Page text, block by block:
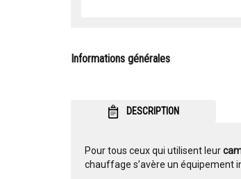
Informations générales
DESCRIPTION
Pour tous ceux qui utilisent leur
chauffage s’avère un équipement